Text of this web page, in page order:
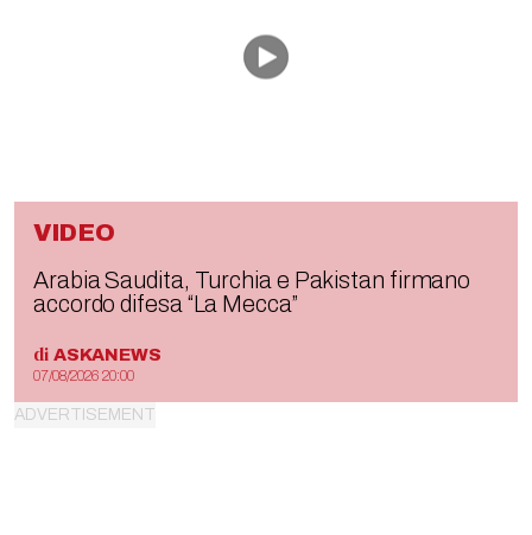
VIDEO
Arabia Saudita, Turchia e Pakistan firmano
accordo difesa “La Mecca”
di ASKANEWS
07/08/2026 20:00